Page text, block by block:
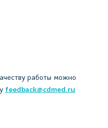
работы можно
feedback@cdmed.ru